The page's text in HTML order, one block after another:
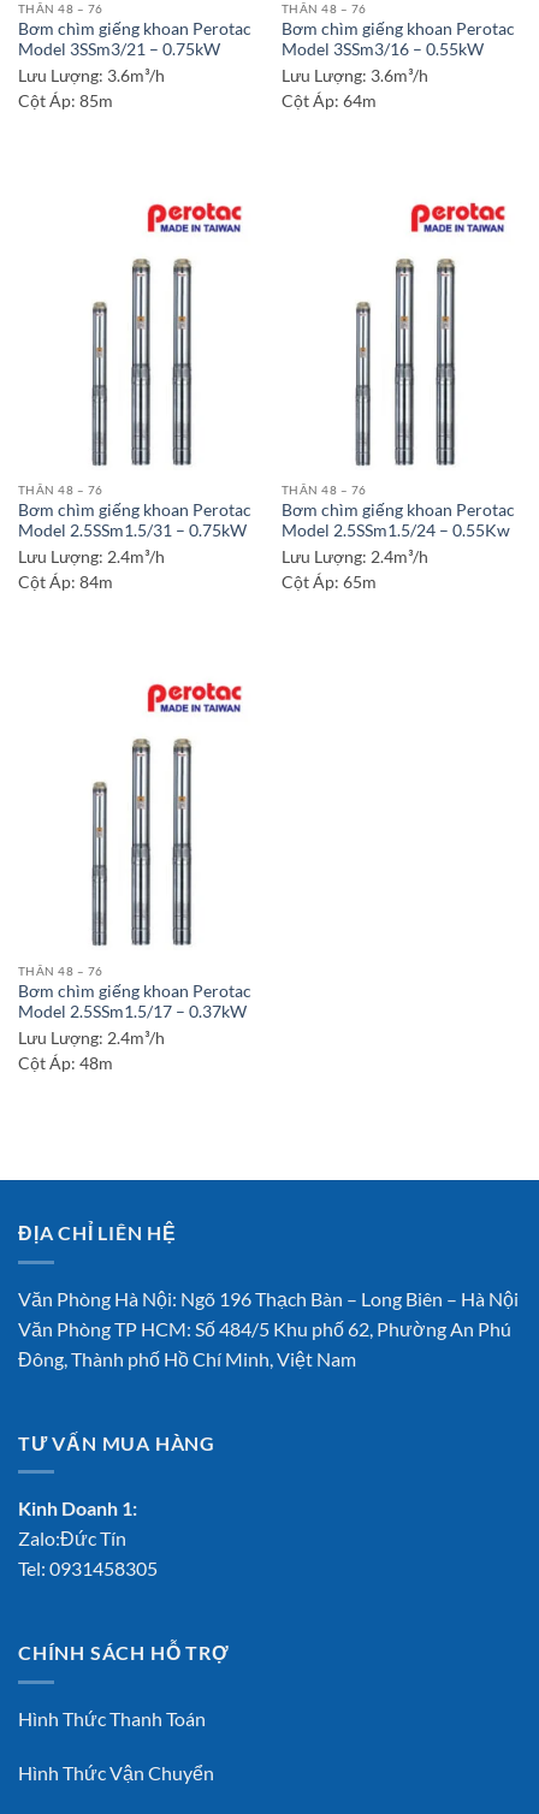
THÂN 48 – 76
Bơm chìm giếng khoan Perotac
Model 3SSm3/21 – 0.75kW
Lưu Lượng: 3.6m³/h
Cột Áp: 85m
THÂN 48 – 76
Bơm chìm giếng khoan Perotac
Model 3SSm3/16 – 0.55kW
Lưu Lượng: 3.6m³/h
Cột Áp: 64m
THÂN 48 – 76
Bơm chìm giếng khoan Perotac
Model 2.5SSm1.5/31 – 0.75kW
Lưu Lượng: 2.4m³/h
Cột Áp: 84m
THÂN 48 – 76
Bơm chìm giếng khoan Perotac
Model 2.5SSm1.5/24 – 0.55Kw
Lưu Lượng: 2.4m³/h
Cột Áp: 65m
THÂN 48 – 76
Bơm chìm giếng khoan Perotac
Model 2.5SSm1.5/17 – 0.37kW
Lưu Lượng: 2.4m³/h
Cột Áp: 48m
ĐỊA CHỈ LIÊN HỆ
Văn Phòng Hà Nội: Ngõ 196 Thạch Bàn – Long Biên – Hà Nội
Văn Phòng TP HCM: Số 484/5 Khu phố 62, Phường An Phú
Đông, Thành phố Hồ Chí Minh, Việt Nam
TƯ VẤN MUA HÀNG
Kinh Doanh 1:
Zalo:Đức Tín
Tel: 0931458305
CHÍNH SÁCH HỖ TRỢ
Hình Thức Thanh Toán
Hình Thức Vận Chuyển